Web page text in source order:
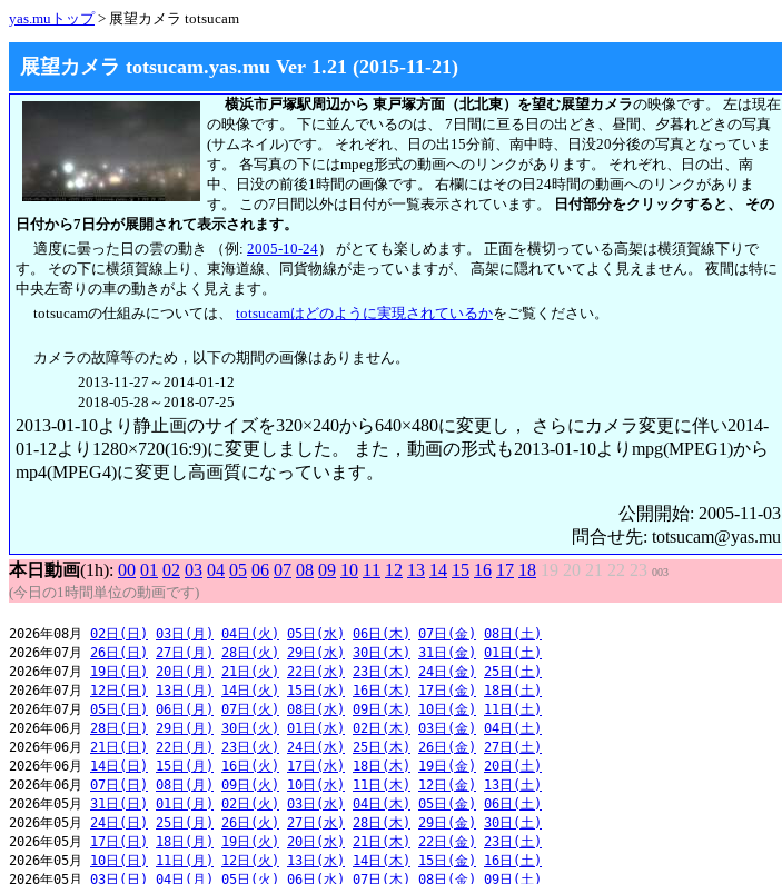
yas.muトップ> 展望カメラ totsucam
展望カメラ totsucam.yas.mu Ver 1.21 (2015-11-21)
横浜市戸塚駅周辺から 東戸塚方面（北北東）を望む展望カメラの映像です。 左は現在
の映像です。 下に並んでいるのは、 7日間に亘る日の出どき、昼間、夕暮れどきの写真
(サムネイル)です。 それぞれ、日の出15分前、南中時、日没20分後の写真となっていま
す。 各写真の下にはmpeg形式の動画へのリンクがあります。 それぞれ、日の出、南
中、日没の前後1時間の画像です。 右欄にはその日24時間の動画へのリンクがありま
す。 この7日間以外は日付が一覧表示されています。
日付部分をクリックすると、 その
日付から7日分が展開されて表示されます。
適度に曇った日の雲の動き （例: 2005-10-24） がとても楽しめます。 正面を横切っている高架は横須賀線下りで
す。 その下に横須賀線上り、東海道線、同貨物線が走っていますが、 高架に隠れていてよく見えません。 夜間は特に
中央左寄りの車の動きがよく見えます。
totsucamの仕組みについては、 totsucamはどのように実現されているかをご覧ください。
カメラの故障等のため，以下の期間の画像はありません。
2013-11-27～2014-01-12
2018-05-28～2018-07-25
2013-01-10より静止画のサイズを320×240から640×480に変更し， さらにカメラ変更に伴い2014-
01-12より1280×720(16:9)に変更しました。 また，動画の形式も2013-01-10よりmpg(MPEG1)から
mp4(MPEG4)に変更し高画質になっています。
公開開始: 2005-11-03
問合せ先: totsucam@yas.mu
本日動画(1h): 00 01 02 03 04 05 06 07 08 09 10 11 12 13 14 15 16 17 18 19 20 21 22 23 003
(今日の1時間単位の動画です)
2026年08月 02日(日) 03日(月) 04日(火) 05日(水) 06日(木) 07日(金)
08日(土)
2026年07月 26日(日) 27日(月) 28日(火) 29日(水) 30日(木) 31日(金)
01日(土)
2026年07月 19日(日) 20日(月) 21日(火) 22日(水) 23日(木) 24日(金)
25日(土)
2026年07月 12日(日) 13日(月) 14日(火) 15日(水) 16日(木) 17日(金)
18日(土)
2026年07月 05日(日) 06日(月) 07日(火) 08日(水) 09日(木) 10日(金)
11日(土)
2026年06月 28日(日) 29日(月) 30日(火) 01日(水) 02日(木) 03日(金)
04日(土)
2026年06月 21日(日) 22日(月) 23日(火) 24日(水) 25日(木) 26日(金)
27日(土)
2026年06月 14日(日) 15日(月) 16日(火) 17日(水) 18日(木) 19日(金)
20日(土)
2026年06月 07日(日) 08日(月) 09日(火) 10日(水) 11日(木) 12日(金)
13日(土)
2026年05月 31日(日) 01日(月) 02日(火) 03日(水) 04日(木) 05日(金)
06日(土)
2026年05月 24日(日) 25日(月) 26日(火) 27日(水) 28日(木) 29日(金)
30日(土)
2026年05月 17日(日) 18日(月) 19日(火) 20日(水) 21日(木) 22日(金)
23日(土)
2026年05月 10日(日) 11日(月) 12日(火) 13日(水) 14日(木) 15日(金)
16日(土)
2026年05月 03日(日) 04日(月) 05日(火) 06日(水) 07日(木) 08日(金)
09日(土)